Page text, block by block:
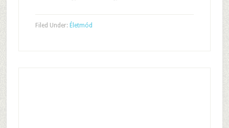
Filed Under: Életmód